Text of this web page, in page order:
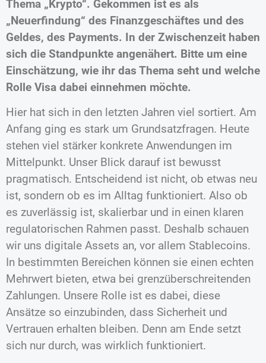
Thema „Krypto“. Gekommen ist es als
„Neuerfindung“ des Finanzgeschäftes und des
Geldes, des Payments. In der Zwischenzeit haben
sich die Standpunkte angenähert. Bitte um eine
Einschätzung, wie ihr das Thema seht und welche
Rolle Visa dabei einnehmen möchte.
Hier hat sich in den letzten Jahren viel sortiert. Am
Anfang ging es stark um Grundsatzfragen. Heute
stehen viel stärker konkrete Anwendungen im
Mittelpunkt. Unser Blick darauf ist bewusst
pragmatisch. Entscheidend ist nicht, ob etwas neu
ist, sondern ob es im Alltag funktioniert. Also ob
es zuverlässig ist, skalierbar und in einen klaren
regulatorischen Rahmen passt. Deshalb schauen
wir uns digitale Assets an, vor allem Stablecoins.
In bestimmten Bereichen können sie einen echten
Mehrwert bieten, etwa bei grenzüberschreitenden
Zahlungen. Unsere Rolle ist es dabei, diese
Ansätze so einzubinden, dass Sicherheit und
Vertrauen erhalten bleiben. Denn am Ende setzt
sich nur durch, was wirklich funktioniert.